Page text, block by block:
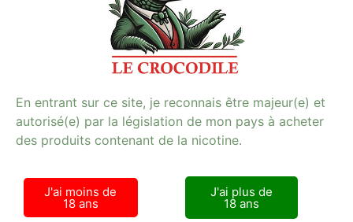
Mots-clés : e-cigarette, tabac, qualité
Avis clients
En entrant sur ce site, je reconnais être majeur(e) et
autorisé(e) par la législation de mon pays à acheter
des produits contenant de la nicotine.
J'ai moins de
18 ans
J'ai plus de
18 ans